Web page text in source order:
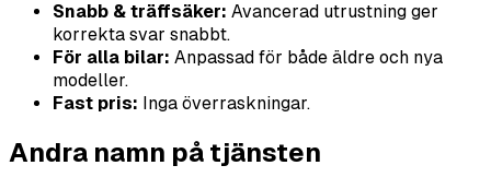
Snabb & träffsäker: Avancerad utrustning ger
korrekta svar snabbt.
För alla bilar: Anpassad för både äldre och nya
modeller.
Fast pris: Inga överraskningar.
Andra namn på tjänsten